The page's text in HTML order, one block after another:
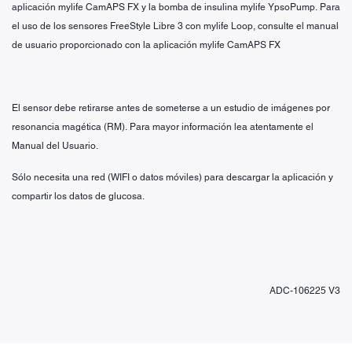
aplicación mylife CamAPS FX y la bomba de insulina mylife YpsoPump. Para
el uso de los sensores FreeStyle Libre 3 con mylife Loop, consulte el manual
de usuario proporcionado con la aplicación mylife CamAPS FX
El sensor debe retirarse antes de someterse a un estudio de imágenes por
resonancia magética (RM). Para mayor información lea atentamente el
Manual del Usuario.
Sólo necesita una red (WIFI o datos móviles) para descargar la aplicación y
compartir los datos de glucosa.
ADC-106225 V3